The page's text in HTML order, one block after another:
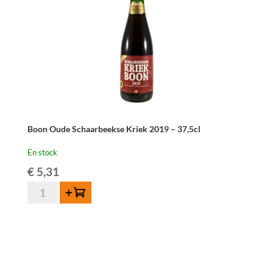
Boon Oude Schaarbeekse Kriek 2019 – 37,5cl
En stock
€5,31
quantité
Ajouter au panier